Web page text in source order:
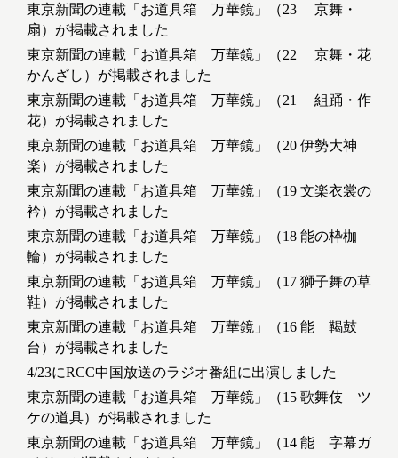
東京新聞の連載「お道具箱 万華鏡」（23 京舞・
扇）が掲載されました
東京新聞の連載「お道具箱 万華鏡」（22 京舞・花
かんざし）が掲載されました
東京新聞の連載「お道具箱 万華鏡」（21 組踊・作
花）が掲載されました
東京新聞の連載「お道具箱 万華鏡」（20 伊勢大神
楽）が掲載されました
東京新聞の連載「お道具箱 万華鏡」（19 文楽衣裳の
衿）が掲載されました
東京新聞の連載「お道具箱 万華鏡」（18 能の枠枷
輪）が掲載されました
東京新聞の連載「お道具箱 万華鏡」（17 獅子舞の草
鞋）が掲載されました
東京新聞の連載「お道具箱 万華鏡」（16 能 鞨鼓
台）が掲載されました
4/23にRCC中国放送のラジオ番組に出演しました
東京新聞の連載「お道具箱 万華鏡」（15 歌舞伎 ツ
ケの道具）が掲載されました
東京新聞の連載「お道具箱 万華鏡」（14 能 字幕ガ